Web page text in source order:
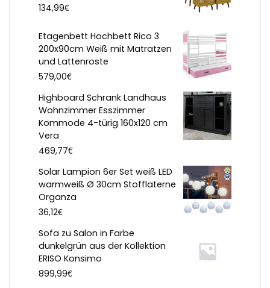
134,99€
Etagenbett Hochbett Rico 3
200x90cm Weiß mit Matratzen
und Lattenroste
579,00€
Highboard Schrank Landhaus
Wohnzimmer Esszimmer
Kommode 4-türig 160x120 cm
Vera
469,77€
Solar Lampion 6er Set weiß LED
warmweiß Ø 30cm Stofflaterne
Organza
36,12€
Sofa zu Salon in Farbe
dunkelgrün aus der Kollektion
ERISO Konsimo
899,99€